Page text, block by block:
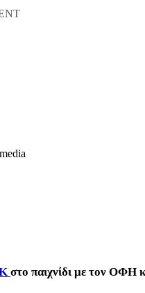
στο παιχνίδι με τον ΟΦΗ